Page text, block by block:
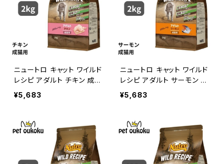
ニュートロ キャット ワイルド
レシピ アダルト チキン 成猫
用 2kg 4902397845751
¥5,683
ニュートロ キャット ワイルド
レシピ アダルト サーモン 成
猫用 2kg 490239784581
¥5,683